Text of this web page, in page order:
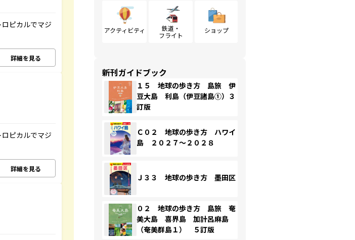
ピカルでマジ
詳細を見る
ピカルでマジ
詳細を見る
アクティビティ
鉄道・
フライト
ショップ
新刊ガイドブック
１５ 地球の歩き方 島旅 伊
豆大島 利島（伊豆諸島①）３
訂版
Ｃ０２ 地球の歩き方 ハワイ
島 ２０２７～２０２８
Ｊ３３ 地球の歩き方 墨田区
０２ 地球の歩き方 島旅 奄
美大島 喜界島 加計呂麻島
（奄美群島１） ５訂版